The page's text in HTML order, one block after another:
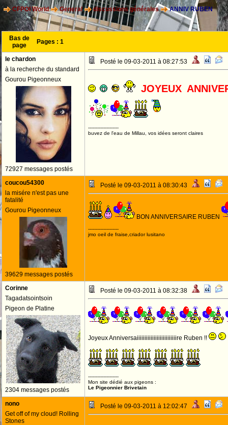
CFPOI World General discussions générales ANNIV RUBEN
Bas de
page
Pages : 1
le chardon
à la recherche du standard
Gourou Pigeonneux
72927 messages postés
Posté le 09-03-2011 à 08:27:53
JOYEUX
--------------------
buvez de l'eau de Millau, vos idées seront claires
coucou54300
la misére n'est pas une
fatalité
Gourou Pigeonneux
39629 messages postés
Posté le 09-03-2011 à 08:30:43
BON ANNIVERSAIRE RUBEN
--------------------
jmo oeil de fraise,criador lusitano
Corinne
Tagadatsointsoin
Pigeon de Platine
2304 messages postés
Posté le 09-03-2011 à 08:32:38
Joyeux Anniversaiiiiiiiiiiiiiiiiiiiiiiiiiire Ruben !!
--------------------
Mon site dédié aux pigeons :
Le Pigeonnier Brivetain
nono
Get off of my cloud! Rolling
Stones
Posté le 09-03-2011 à 12:02:47